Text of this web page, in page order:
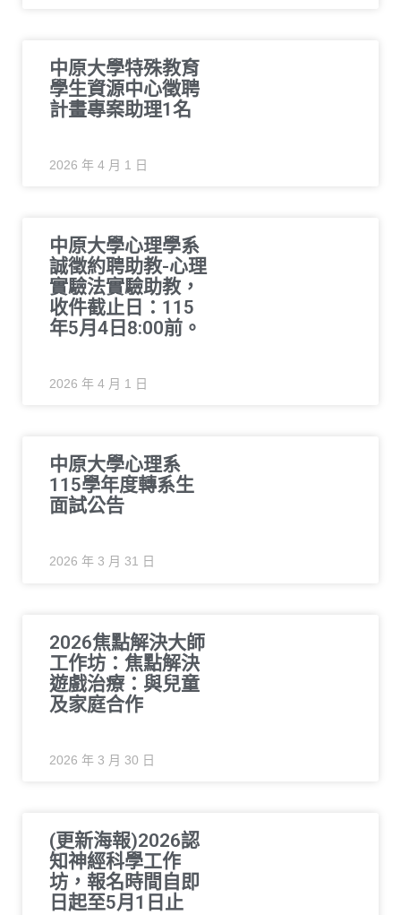
中原大學特殊教育
學生資源中心徵聘
計畫專案助理1名
2026 年 4 月 1 日
中原大學心理學系
誠徵約聘助教-心理
實驗法實驗助教，
收件截止日：115
年5月4日8:00前。
2026 年 4 月 1 日
中原大學心理系
115學年度轉系生
面試公告
2026 年 3 月 31 日
2026焦點解決大師
工作坊：焦點解決
遊戲治療：與兒童
及家庭合作
2026 年 3 月 30 日
(更新海報)2026認
知神經科學工作
坊，報名時間自即
日起至5月1日止